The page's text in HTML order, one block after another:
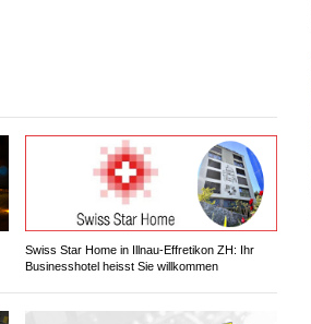
Swiss Star Home in Illnau-Effretikon ZH: Ihr
Businesshotel heisst Sie willkommen